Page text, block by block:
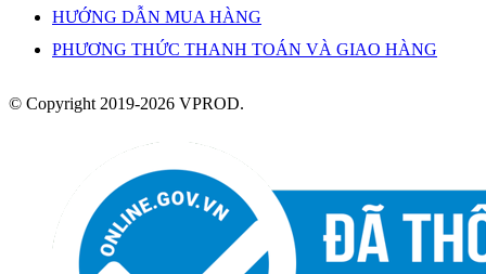
HƯỚNG DẪN MUA HÀNG
PHƯƠNG THỨC THANH TOÁN VÀ GIAO HÀNG
© Copyright 2019-2026 VPROD.